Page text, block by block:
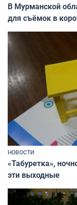
В Мурманской
для съёмок в
НОВОСТИ
«Табуретка»,
эти выходные